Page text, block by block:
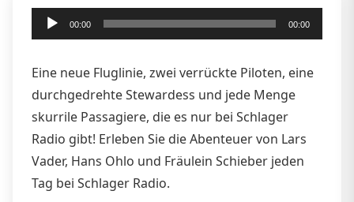
Audio-
Player
00:00 00:00
Eine neue Fluglinie, zwei verrückte Piloten, eine
durchgedrehte Stewardess und jede Menge
skurrile Passagiere, die es nur bei Schlager
Radio gibt! Erleben Sie die Abenteuer von Lars
Vader, Hans Ohlo und Fräulein Schieber jeden
Tag bei Schlager Radio.